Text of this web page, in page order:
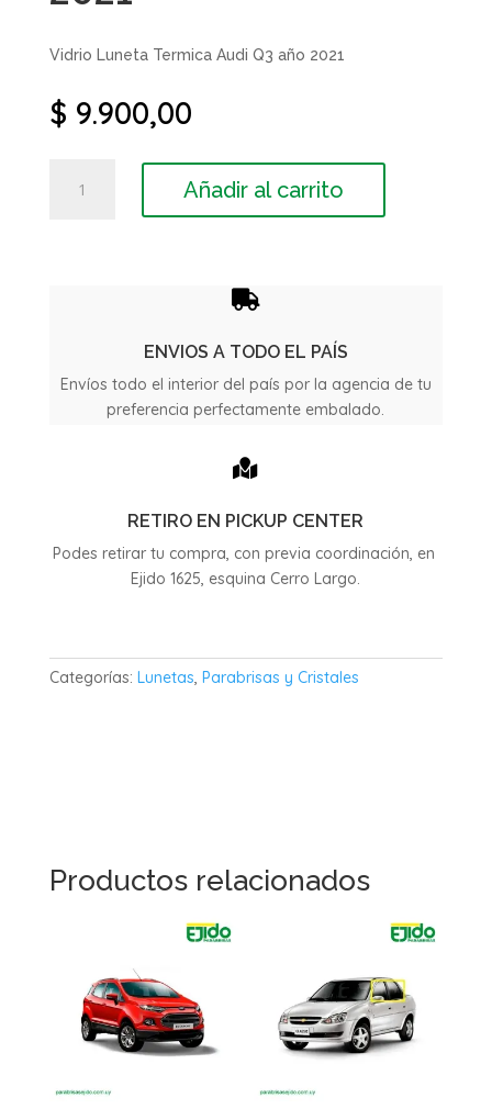
Vidrio Luneta Termica Audi Q3 año 2021
$ 9.900,00
Luneta
Añadir al carrito

ENVIOS A TODO EL PAÍS
Envíos todo el interior del país por la agencia de tu
preferencia perfectamente embalado.

RETIRO EN PICKUP CENTER
Podes retirar tu compra, con previa coordinación, en
Ejido 1625, esquina Cerro Largo.
Categorías: Lunetas, Parabrisas y Cristales
Productos relacionados